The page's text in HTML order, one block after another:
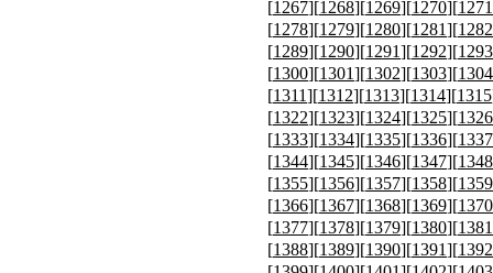
[1267][1268][1269][1270][1271
[1278][1279][1280][1281][1282
[1289][1290][1291][1292][1293
[1300][1301][1302][1303][1304
[1311][1312][1313][1314][1315
[1322][1323][1324][1325][1326
[1333][1334][1335][1336][1337
[1344][1345][1346][1347][1348
[1355][1356][1357][1358][1359
[1366][1367][1368][1369][1370
[1377][1378][1379][1380][1381
[1388][1389][1390][1391][1392